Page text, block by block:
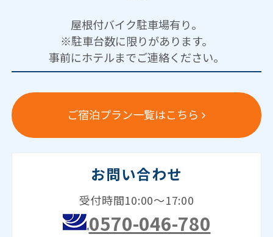
屋根付バイク駐車場有り。
※駐車台数に限りがあります。
事前にホテルまでご連絡ください。
ご宿泊プラン一覧はこちら
お問い合わせ
受付時間10:00～17:00
0570-046-780